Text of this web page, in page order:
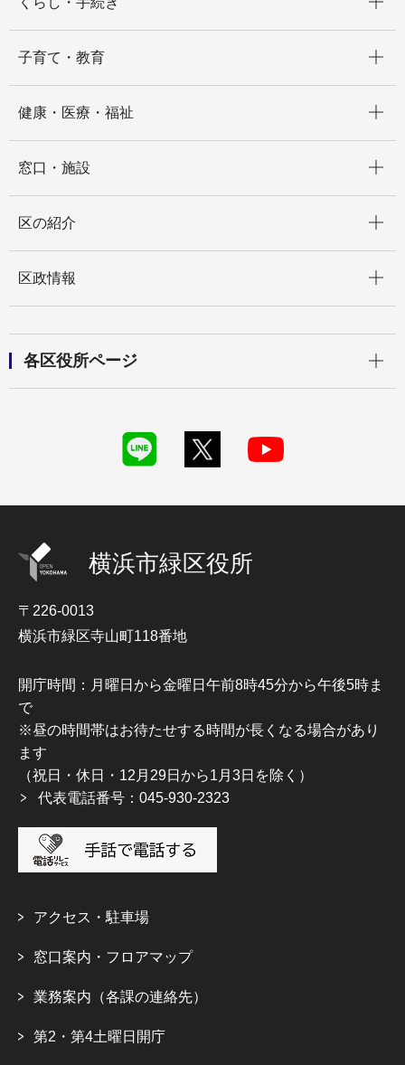
子育て・教育
健康・医療・福祉
窓口・施設
区の紹介
区政情報
各区役所ページ
横浜市緑区役所
〒226-0013
横浜市緑区寺山町118番地
開庁時間：月曜日から金曜日午前8時45分から午後5時ま
で
※昼の時間帯はお待たせする時間が長くなる場合があり
ます
（祝日・休日・12月29日から1月3日を除く）
代表電話番号：045-930-2323
アクセス・駐車場
窓口案内・フロアマップ
業務案内（各課の連絡先）
第2・第4土曜日開庁